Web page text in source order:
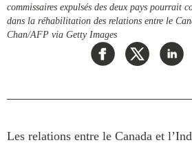
Dialogues et tables rondes
Centre sur les minéraux
critiques du Canada et de
En éducation
féminines
commissaires expulsés des deux pays pourrait
dans la réhabilitation des relations entre le
Chan/AFP via Getty Images
Les relations entre le Canada et